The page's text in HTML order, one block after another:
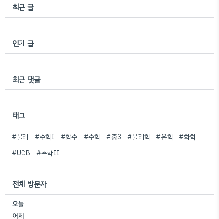
최근 글
인기 글
최근 댓글
태그
#물리 #수학I #함수 #수학 #중3 #물리학 #유학 #화학
#UCB
#수학II
전체 방문자
오늘
어제